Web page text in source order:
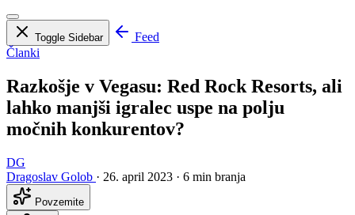
Toggle Sidebar
Feed
Članki
Razkošje v Vegasu: Red Rock Resorts, ali
lahko manjši igralec uspe na polju
močnih konkurentov?
DG
Dragoslav Golob · 26. april 2023 · 6 min branja
Povzemite